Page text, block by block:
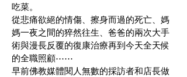
吃菜。
從悲痛欲絕的情傷、擦身而過的死亡、媽
媽一夜之間的猝然往生、爸爸的兩次大手
術與漫長反覆的復康治療再到今天全天候
的全職照顧⋯⋯
早前佛教媒體閱人無數的採訪者和店長做